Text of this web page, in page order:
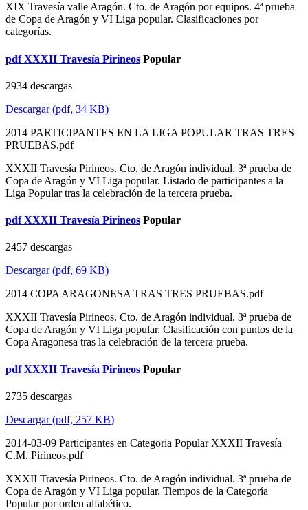
XIX Travesía valle Aragón. Cto. de Aragón por equipos. 4ª prueba
de Copa de Aragón y VI Liga popular. Clasificaciones por
categorías.
pdf XXXII Travesía Pirineos Popular
2934 descargas
Descargar(pdf, 34 KB)
2014 PARTICIPANTES EN LA LIGA POPULAR TRAS TRES
PRUEBAS.pdf
XXXII Travesía Pirineos. Cto. de Aragón individual. 3ª prueba de
Copa de Aragón y VI Liga popular. Listado de participantes a la
Liga Popular tras la celebración de la tercera prueba.
pdf XXXII Travesía Pirineos Popular
2457 descargas
Descargar(pdf, 69 KB)
2014 COPA ARAGONESA TRAS TRES PRUEBAS.pdf
XXXII Travesía Pirineos. Cto. de Aragón individual. 3ª prueba de
Copa de Aragón y VI Liga popular. Clasificación con puntos de la
Copa Aragonesa tras la celebración de la tercera prueba.
pdf XXXII Travesía Pirineos Popular
2735 descargas
Descargar(pdf, 257 KB)
2014-03-09 Participantes en Categoria Popular XXXII Travesía
C.M. Pirineos.pdf
XXXII Travesía Pirineos. Cto. de Aragón individual. 3ª prueba de
Copa de Aragón y VI Liga popular. Tiempos de la Categoría
Popular por orden alfabético.